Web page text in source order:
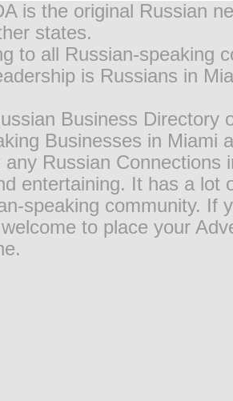
is the original Russian
states.
to all Russian-speaking
is Russians in
Business Directory
Businesses in Miami
any Russian
entertaining. It has a
speaking community. If
to place your